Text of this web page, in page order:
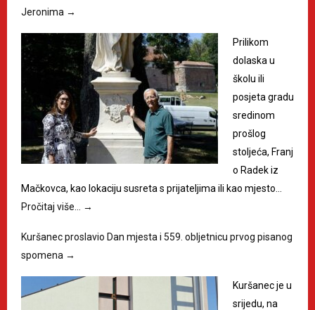
Jeronima →
Prilikom
dolaska u
školu ili
posjeta gradu
sredinom
prošlog
stoljeća, Franj
o Radek iz
Mačkovca, kao lokaciju susreta s prijateljima ili kao mjesto…
Pročitaj više…
→
Kuršanec proslavio Dan mjesta i 559. obljetnicu prvog pisanog
spomena →
Kuršanec je u
srijedu, na